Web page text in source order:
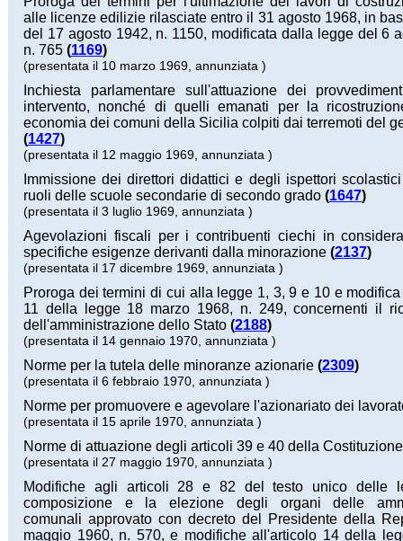
alle licenze edilizie rilasciate entro il 31 agosto 1968, in
del 17 agosto 1942, n. 1150, modificata dalla legge del 6
n. 765 (1169)
(presentata il 10 marzo 1969, annunziata )
Inchiesta parlamentare sull'attuazione dei
intervento, nonché di quelli emanati per la
economia dei comuni della Sicilia colpiti dai terremoti del
(1427)
(presentata il 12 maggio 1969, annunziata )
Immissione dei direttori didattici e degli ispettori
ruoli delle scuole secondarie di secondo grado (1647)
(presentata il 3 luglio 1969, annunziata )
Agevolazioni fiscali per i contribuenti ciechi in
specifiche esigenze derivanti dalla minorazione (2137)
(presentata il 17 dicembre 1969, annunziata )
Proroga dei termini di cui alla legge 1, 3, 9 e 10 e
11 della legge 18 marzo 1968, n. 249, concernenti il
dell'amministrazione dello Stato (2188)
(presentata il 14 gennaio 1970, annunziata )
Norme per la tutela delle minoranze azionarie (2309)
(presentata il 6 febbraio 1970, annunziata )
Norme per promuovere e agevolare l'azionariato dei
(presentata il 15 aprile 1970, annunziata )
Norme di attuazione degli articoli 39 e 40 della Costituzione
(presentata il 27 maggio 1970, annunziata )
Modifiche agli articoli 28 e 82 del testo unico delle
composizione e la elezione degli organi delle
comunali approvato con decreto del Presidente della
maggio 1960, n. 570, e modifiche all'articolo 14 della